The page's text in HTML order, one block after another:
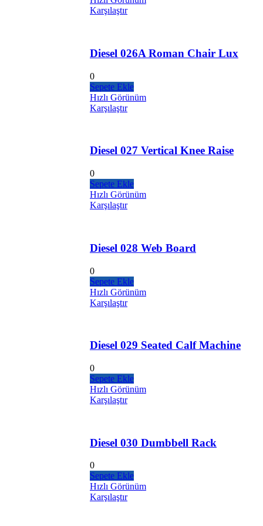
Karşılaştır
Diesel 026A Roman Chair Lux
0
Sepete Ekle
Hızlı Görünüm
Karşılaştır
Diesel 027 Vertical Knee Raise
0
Sepete Ekle
Hızlı Görünüm
Karşılaştır
Diesel 028 Web Board
0
Sepete Ekle
Hızlı Görünüm
Karşılaştır
Diesel 029 Seated Calf Machine
0
Sepete Ekle
Hızlı Görünüm
Karşılaştır
Diesel 030 Dumbbell Rack
0
Sepete Ekle
Hızlı Görünüm
Karşılaştır